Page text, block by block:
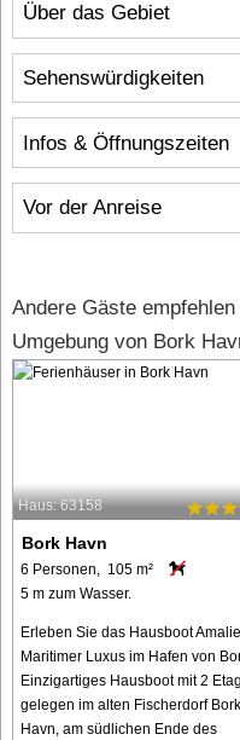
Über das Gebiet
Infos & Öffnungszeiten
Vor der Anreise
Sehenswürdigkeiten
Andere Gäste
Umgebung von Bork
Haus: 63158
Bork Havn
6 Personen, 105 m²
5 m zum Wasser.
Erleben Sie das Hausboot
Maritimer Luxus im Hafen von
Einzigartiges Hausboot mit 2
gelegen im alten Fischerdorf Bork
Havn, am südlichen Ende des